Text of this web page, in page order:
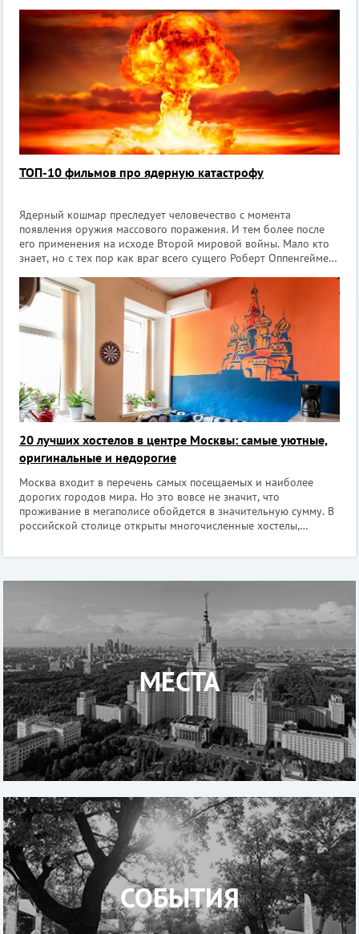
скульптурами. Туристам даже пр
ТОП-10 фильмов про ядерную катастрофу
Ядерный кошмар преследует человечество с момента
появления оружия массового поражения. И тем более после
его применения на исходе Второй мировой войны. Мало кто
знает, но с тех пор как враг всего сущего Роберт Оппенгеймер
волоске от ядерного ап
20 лучших хостелов в центре Москвы: самые уютные,
оригинальные и недорогие
Москва входит в перечень самых посещаемых и наиболее
дорогих городов мира. Но это вовсе не значит, что
проживание в мегаполисе обойдется в значительную сумму. В
российской столице открыты многочисленные хостелы,
и широким спектром услуг. С ком
МЕСТА
СОБЫТИЯ